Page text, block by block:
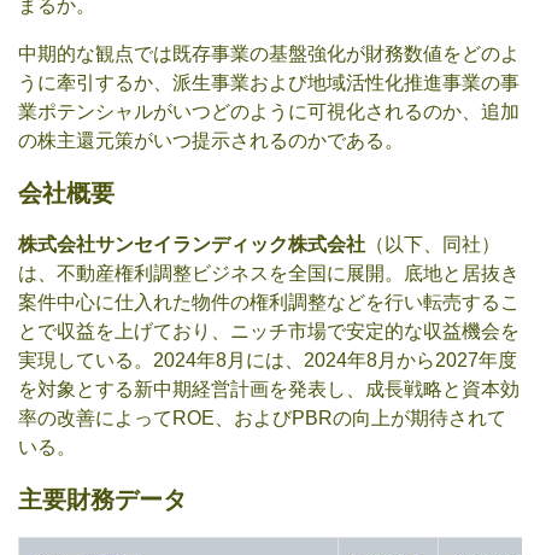
まるか。
中期的な観点では既存事業の基盤強化が財務数値をどのよ
うに牽引するか、派生事業および地域活性化推進事業の事
業ポテンシャルがいつどのように可視化されるのか、追加
の株主還元策がいつ提示されるのかである。
会社概要
株式会社サンセイランディック株式会社 （以下、同社）
は、不動産権利調整ビジネスを全国に展開。底地と居抜き
案件中心に仕入れた物件の権利調整などを行い転売するこ
とで収益を上げており、ニッチ市場で安定的な収益機会を
実現している。2024年8月には、2024年8月から2027年度
を対象とする新中期経営計画を発表し、成長戦略と資本効
率の改善によってROE、およびPBRの向上が期待されて
いる。
主要財務データ